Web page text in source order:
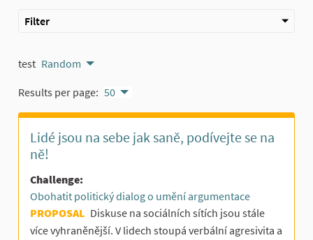
Filter
test Random
Results per page: 50
Lidé jsou na sebe jak saně, podívejte se na
ně!
Challenge:
Obohatit politický dialog o umění argumentace
PROPOSAL Diskuse na sociálních sítích jsou stále
více vyhraněnější. V lidech stoupá verbální agresivita a